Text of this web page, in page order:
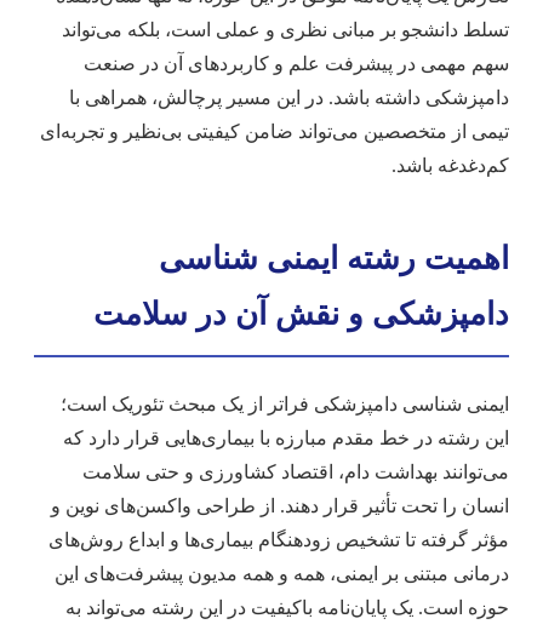
تسلط دانشجو بر مبانی نظری و عملی است، بلکه می‌تواند
سهم مهمی در پیشرفت علم و کاربردهای آن در صنعت
دامپزشکی داشته باشد. در این مسیر پرچالش، همراهی با
تیمی از متخصصین می‌تواند ضامن کیفیتی بی‌نظیر و تجربه‌ای
کم‌دغدغه باشد.
اهمیت رشته ایمنی شناسی
دامپزشکی و نقش آن در سلامت
ایمنی شناسی دامپزشکی فراتر از یک مبحث تئوریک است؛
این رشته در خط مقدم مبارزه با بیماری‌هایی قرار دارد که
می‌توانند بهداشت دام، اقتصاد کشاورزی و حتی سلامت
انسان را تحت تأثیر قرار دهند. از طراحی واکسن‌های نوین و
مؤثر گرفته تا تشخیص زودهنگام بیماری‌ها و ابداع روش‌های
درمانی مبتنی بر ایمنی، همه و همه مدیون پیشرفت‌های این
حوزه است. یک پایان‌نامه باکیفیت در این رشته می‌تواند به